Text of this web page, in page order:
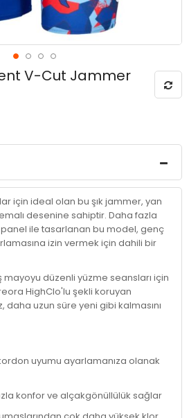
V-Cut Jammer
için ideal olan bu şık jammer, yan
desenine sahiptir. Daha fazla
ile tasarlanan bu model, genç
izin vermek için dahili bir
düzenli yüzme seansları için
HighClo'lu şekli koruyan
daha uzun süre yeni gibi kalmasını
uyumu ayarlamanıza olanak
konfor ve alçakgönüllülük sağlar